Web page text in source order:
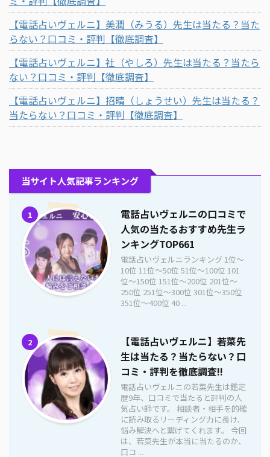
【電話占いヴェルニ】美潤（みうる）先生は当たる？当た
らない？口コミ・評判【徹底調査】
【電話占いヴェルニ】社（やしろ）先生は当たる？当たら
ない？口コミ・評判【徹底調査】
【電話占いヴェルニ】招晴（しょうせい）先生は当たる？
当たらない？口コミ・評判【徹底調査】
当サイト人気記事ランキング
1
電話占いヴェルニの口コミで
人気の当たるおすすめ先生ラ
ンキングTOP661
電話占いヴェルニランキング 1位〜
10位 11位〜50位 51位〜100位 101
位〜150位 151位〜200位 201位〜
250位 251位〜300位 301位〜350位
351位〜400位 40 ...
2
【電話占いヴェルニ】若菜先
生は当たる？当たらない？口
コミ・評判を徹底調査!!
電話占いヴェルニの若菜先生は鑑定
歴9年、口コミで当たると評判の人
気占い師です。 相談者・相手を的確
に読み取るリーディング力に長け、
悩み解決へと繋げてくれます。 今回
は、若菜先生が本当に当たるのか、
口コ ...